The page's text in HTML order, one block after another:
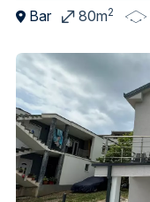
Bar 80m2